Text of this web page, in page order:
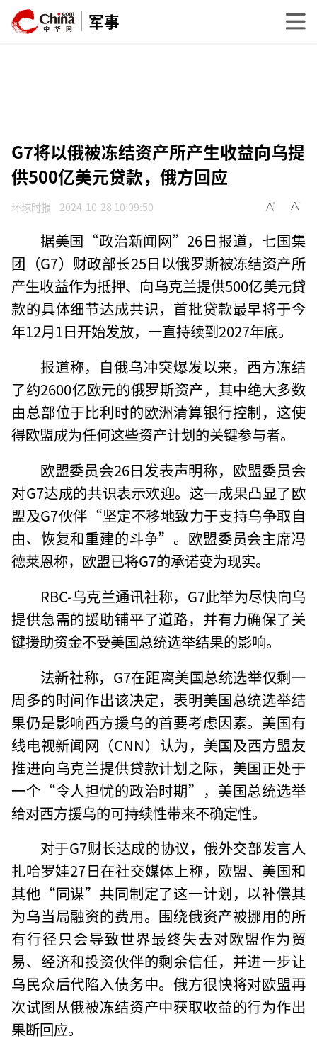
军事
G7将以俄被冻结资产所产生收益向乌提
供500亿美元贷款，俄方回应
环球时报 2024-10-28 10:09:50
据美国“政治新闻网”26日报道，七国集
团（G7）财政部长25日以俄罗斯被冻结资产所
产生收益作为抵押、向乌克兰提供500亿美元贷
款的具体细节达成共识，首批贷款最早将于今
年12月1日开始发放，一直持续到2027年底。
报道称，自俄乌冲突爆发以来，西方冻结
了约2600亿欧元的俄罗斯资产，其中绝大多数
由总部位于比利时的欧洲清算银行控制，这使
得欧盟成为任何这些资产计划的关键参与者。
欧盟委员会26日发表声明称，欧盟委员会
对G7达成的共识表示欢迎。这一成果凸显了欧
盟及G7伙伴“坚定不移地致力于支持乌争取自
由、恢复和重建的斗争”。欧盟委员会主席冯
德莱恩称，欧盟已将G7的承诺变为现实。
RBC-乌克兰通讯社称，G7此举为尽快向乌
提供急需的援助铺平了道路，并有力确保了关
键援助资金不受美国总统选举结果的影响。
法新社称，G7在距离美国总统选举仅剩一
周多的时间作出该决定，表明美国总统选举结
果仍是影响西方援乌的首要考虑因素。美国有
线电视新闻网（CNN）认为，美国及西方盟友
推进向乌克兰提供贷款计划之际，美国正处于
一个“令人担忧的政治时期”，美国总统选举
给对西方援乌的可持续性带来不确定性。
对于G7财长达成的协议，俄外交部发言人
扎哈罗娃27日在社交媒体上称，欧盟、美国和
其他“同谋”共同制定了这一计划，以补偿其
为乌当局融资的费用。围绕俄资产被挪用的所
有行径只会导致世界最终失去对欧盟作为贸
易、经济和投资伙伴的剩余信任，并进一步让
乌民众后代陷入债务中。俄方很快将对欧盟再
次试图从俄被冻结资产中获取收益的行为作出
果断回应。